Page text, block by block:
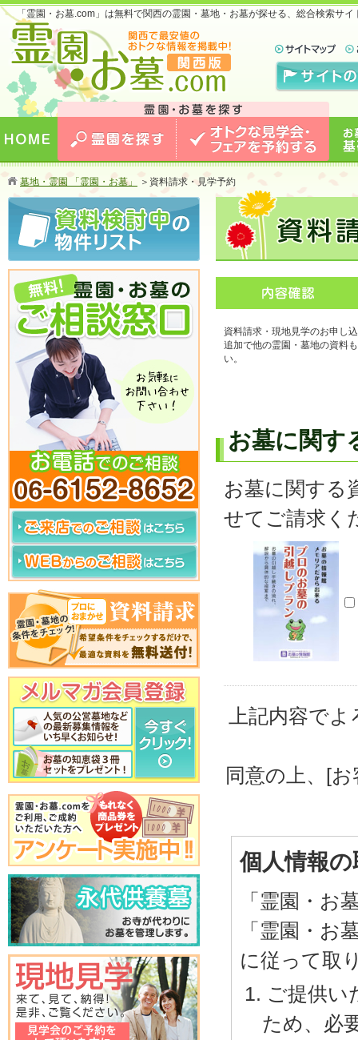
「霊園・お墓.com」は無料で関西の霊園・墓地・お墓が探せる、総合検索サ
お墓のことなら霊園・お墓.com 関西版 関西で
最安値のおトクな情報を掲載中！
する
墓地・霊園 「霊園・お墓」 ＞ 資料請求・見学予約
資料請求・現地見学のお申し
追加で他の霊園・墓地の資料
い。
お墓に関す
お墓に関する
せてご請求く
上記内容で
同意の上、[
個人情報
「霊園・お
「霊園・お
に従って取
ご提供い
ため、必